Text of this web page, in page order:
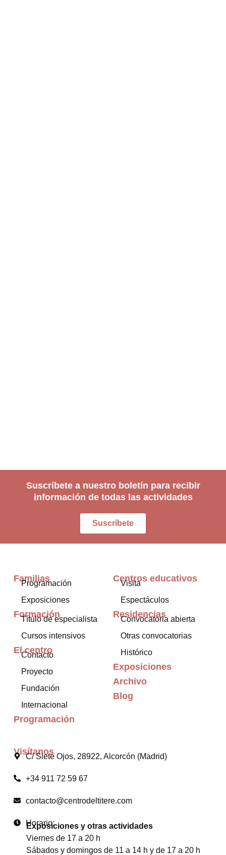
Suscríbete a nuestro boletín para recibir
información de todas las actividades
Suscríbete
Visítanos
C/ Siete Ojos, 28922, Alcorcón (Madrid)
+34 911 72 59 67
contacto@centrodeltitere.com
Horario:
Exposiciones y otras actividades
Viernes de 17 a 20 h
Sábados y domingos de 11 a 14 h y de 17 a 20 h
Familias
Programación
Exposiciones
Formación
Título de especialista
Cursos intensivos
El centro
Contacto
Proyecto
Fundación
Internacional
Programación
Centros educativos
Visita
Espectáculos
Residencias
Convocatoria abierta
Otras convocatorias
Histórico
Exposiciones
Archivo
Blog